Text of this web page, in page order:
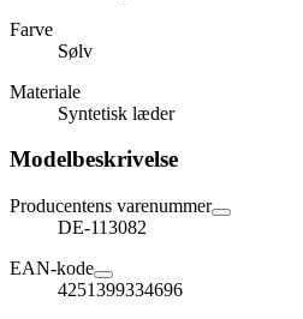
Farve
Sølv
Materiale
Syntetisk læder
Modelbeskrivelse
Producentens varenummer
DE-113082
EAN-kode
4251399334696